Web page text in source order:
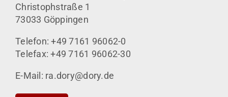
Christophstraße 1
73033 Göppingen
Telefon: +49 7161 96062-0
Telefax: +49 7161 96062-30
E-Mail: ra.dory@dory.de